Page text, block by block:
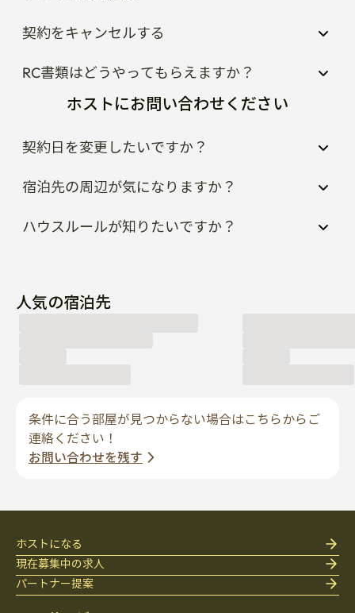
契約をキャンセルする
RC書類はどうやってもらえますか？
ホストにお問い合わせください
契約日を変更したいですか？
宿泊先の周辺が気になりますか？
ハウスルールが知りたいですか？
人気の宿泊先
条件に合う部屋が見つからない場合はこちらからご
連絡ください！
お問い合わせを残す
ホストになる
現在募集中の求人
パートナー提案